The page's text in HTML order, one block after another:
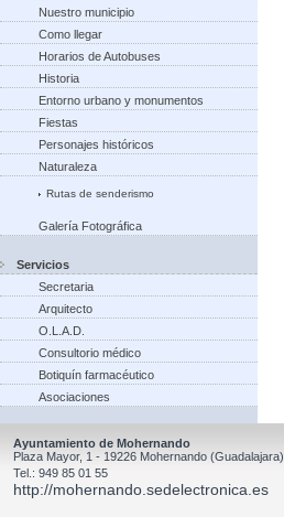
Nuestro municipio
Como llegar
Horarios de Autobuses
Historia
Entorno urbano y monumentos
Fiestas
Personajes históricos
Naturaleza
Rutas de senderismo
Galería Fotográfica
Servicios
Secretaria
Arquitecto
O.L.A.D.
Consultorio médico
Botiquín farmacéutico
Asociaciones
Ayuntamiento de Mohernando
Plaza Mayor, 1 - 19226 Mohernando (Guadalajara)
Tel.: 949 85 01 55
http://mohernando.sedelectronica.es